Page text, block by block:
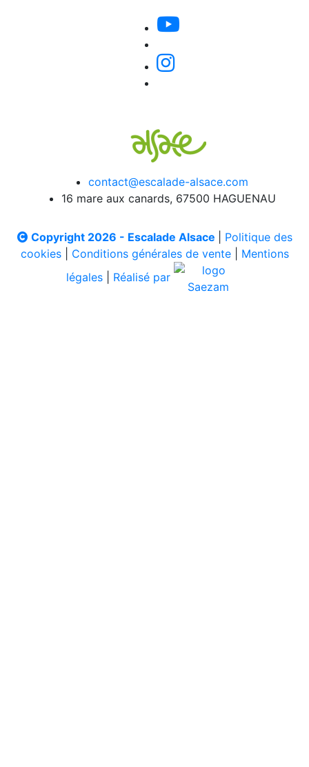
contact@escalade-alsace.com
16 mare aux canards, 67500 HAGUENAU
Copyright 2026 - Escalade Alsace
Politique des
cookies| Conditions générales de vente| Mentions
légales
Réalisé par